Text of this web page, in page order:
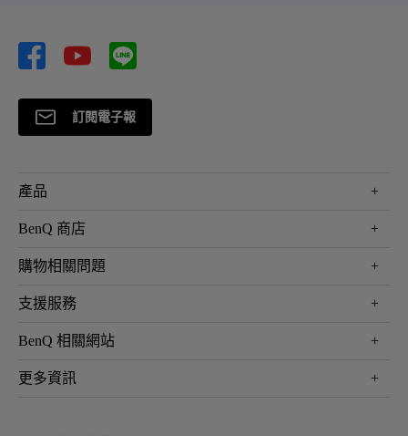
訂閱電子報
產品
大型液晶
投影機
智慧照明
專業拍物視訊鏡頭
BenQ 商店
最新產品與活動
尋找銷售據點
會員綁定LINE教學
購物相關問題
第一次購物就上手
延長保固購買
贈品兌換網站首頁
支援服務
服務公告
保固條例
BenQ 相關網站
專業商用解決方案
更多資訊